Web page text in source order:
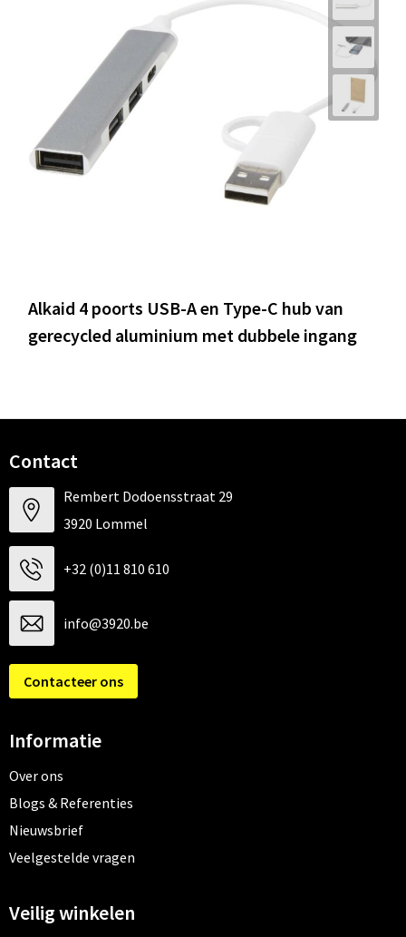
Alkaid 4 poorts USB-A en Type-C hub van
gerecycled aluminium met dubbele ingang
Contact
Rembert Dodoensstraat 29
3920 Lommel
+32 (0)11 810 610
info@3920.be
Contacteer ons
Informatie
Over ons
Blogs & Referenties
Nieuwsbrief
Veelgestelde vragen
Veilig winkelen